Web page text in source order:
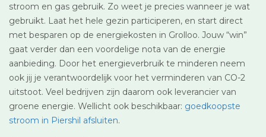
stroom en gas gebruik. Zo weet je precies wanneer je wat
gebruikt. Laat het hele gezin participeren, en start direct
met besparen op de energiekosten in Grolloo. Jouw “win”
gaat verder dan een voordelige nota van de energie
aanbieding. Door het energieverbruik te minderen neem
ook jij je verantwoordelijk voor het verminderen van CO-2
uitstoot. Veel bedrijven zijn daarom ook leverancier van
groene energie. Wellicht ook beschikbaar: goedkoopste
stroom in Piershil afsluiten.